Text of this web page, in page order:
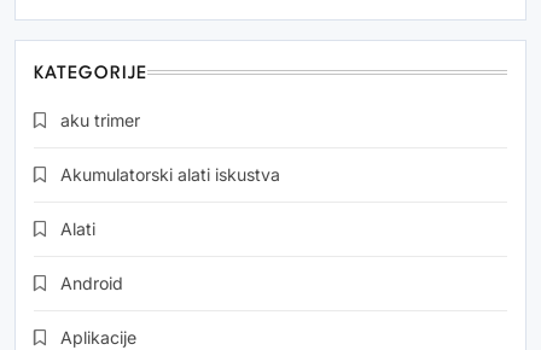
KATEGORIJE
aku trimer
Akumulatorski alati iskustva
Alati
Android
Aplikacije